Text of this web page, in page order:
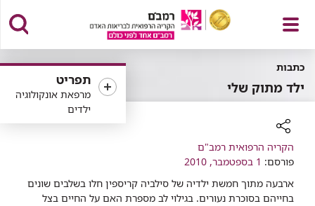
פתח
תפריט
תפריט
מרפאת אונקולוגיה
ילדים
כתבות
ילד מתוק שלי
רכיב
שיתוף
הקריה הרפואית רמב"ם
פורסם: 1 בספטמבר, 2010
ארבעה מתוך חמשת ילדיה של סילביה קריספין חלו בשלבים שונים
בחייהם בסוכרת נעורים. בגילוי לב מספרת האם על החיים בצל